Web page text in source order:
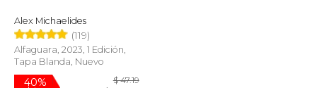
Alex Michaelides
(119)
Alfaguara, 2023, 1 Edición,
Tapa Blanda, Nuevo